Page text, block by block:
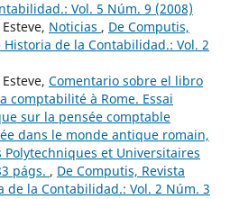
Vol. 5 Núm. 9 (2008)
Noticias , De Computis,
Historia de la Contabilidad.: Vol. 2
Comentario sobre el libro
comptabilité à Rome. Essai
sur la pensée comptable
dans le monde antique romain,
Polytechniques et Universitaires
págs. , De Computis, Revista
de la Contabilidad.: Vol. 2 Núm. 3